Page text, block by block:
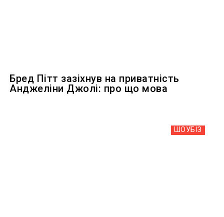
Бред Пітт зазіхнув на приватність
Анджеліни Джолі: про що мова
ШОУБIЗ